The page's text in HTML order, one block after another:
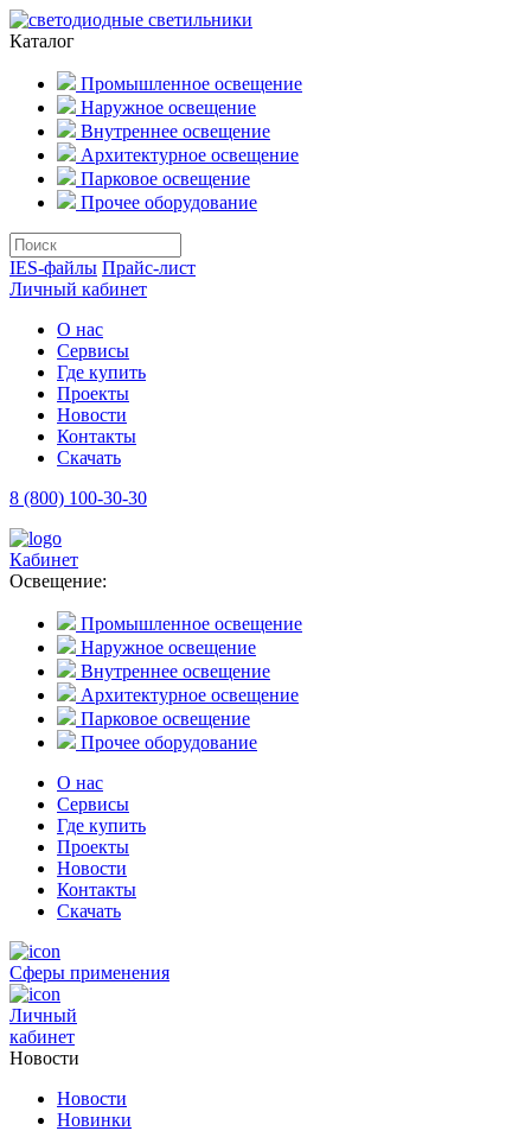
Каталог
Промышленное освещение
Наружное освещение
Внутреннее освещение
Архитектурное освещение
Парковое освещение
Прочее оборудование
IES-файлы Прайс-лист
Личный кабинет
О нас
Сервисы
Где купить
Проекты
Новости
Контакты
Скачать
8 (800) 100-30-30
Кабинет
Освещение:
Промышленное освещение
Наружное освещение
Внутреннее освещение
Архитектурное освещение
Парковое освещение
Прочее оборудование
О нас
Сервисы
Где купить
Проекты
Новости
Контакты
Скачать
Сферы применения
Личный
кабинет
Новости
Новости
Новинки